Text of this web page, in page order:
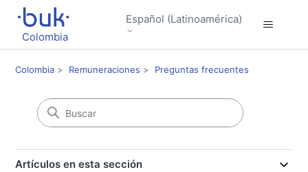
Colombia
Español (Latinoamérica)
Colombia Remuneraciones Preguntas frecuentes
Artículos en esta sección